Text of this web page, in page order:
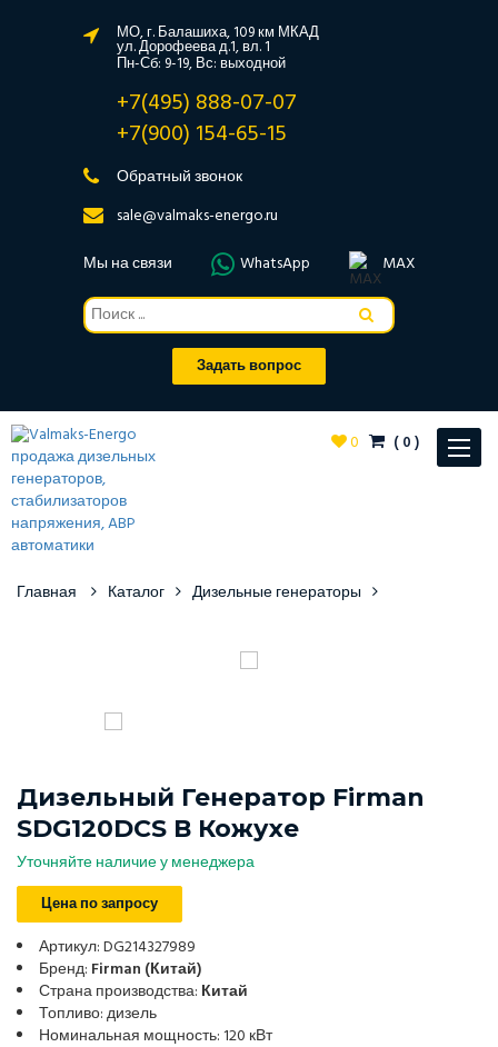
МО, г. Балашиха, 109 км МКАД
ул. Дорофеева д.1, вл. 1
Пн-Сб: 9-19, Вс: выходной
+7(495) 888-07-07
+7(900) 154-65-15
Обратный звонок
sale@valmaks-energo.ru
Мы на связи
WhatsApp MAX
Задать вопрос
Toggle
0 (0)
Главная Каталог Дизельные генераторы
Дизельный Генератор Firman
SDG120DCS В Кожухе
Уточняйте наличие у менеджера
Цена по запросу
Артикул: DG214327989
Бренд: Firman (Китай)
Страна производства: Китай
Топливо: дизель
Номинальная мощность: 120 кВт